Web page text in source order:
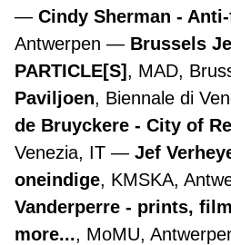
Cindy Sherman -
Antwerpen
Brussels
PARTICLE[S] , MAD,
Paviljoen, Biennale di
de Bruyckere - City of
Venezia, IT
Jef
oneindige, KMSKA,
Vanderperre - prints,
more..., MoMU,